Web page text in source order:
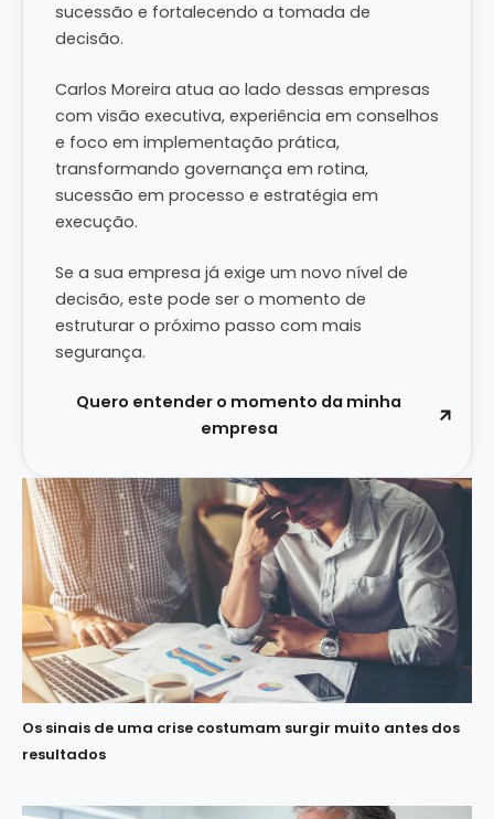
sucessão e fortalecendo a tomada de
decisão.
Carlos Moreira atua ao lado dessas empresas
com visão executiva, experiência em conselhos
e foco em implementação prática,
transformando governança em rotina,
sucessão em processo e estratégia em
execução.
Se a sua empresa já exige um novo nível de
decisão, este pode ser o momento de
estruturar o próximo passo com mais
segurança.
Quero entender o momento da minha
empresa
Os sinais de uma crise costumam surgir muito antes dos
resultados